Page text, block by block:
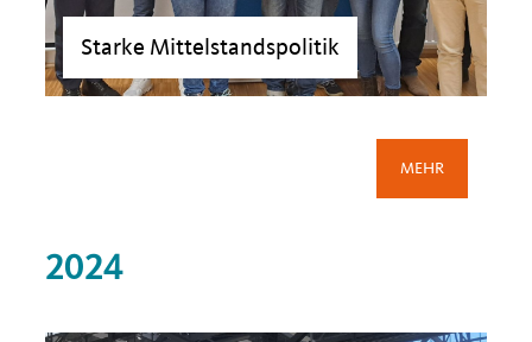
Starke Mittelstandspolitik
MEHR
2024